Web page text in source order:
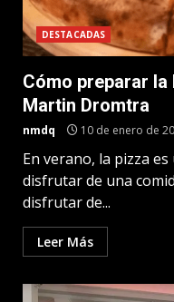
DESTACADAS
Cómo preparar
Martin Dromtra
nmdq 10 de enero de
En verano, la pizza
disfrutar de una
disfrutar de...
Leer Más